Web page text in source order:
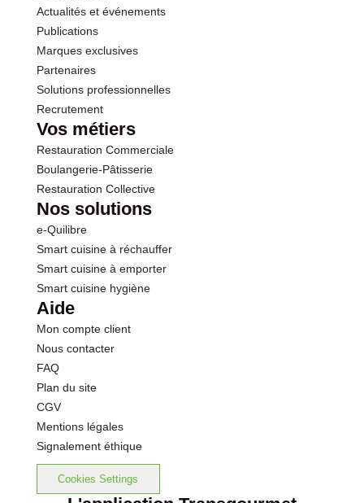
Actualités et événements
Publications
Marques exclusives
Partenaires
Solutions professionnelles
Recrutement
Vos métiers
Restauration Commerciale
Boulangerie-Pâtisserie
Restauration Collective
Nos solutions
e-Quilibre
Smart cuisine à réchauffer
Smart cuisine à emporter
Smart cuisine hygiène
Aide
Mon compte client
Nous contacter
FAQ
Plan du site
CGV
Mentions légales
Signalement éthique
Cookies Settings